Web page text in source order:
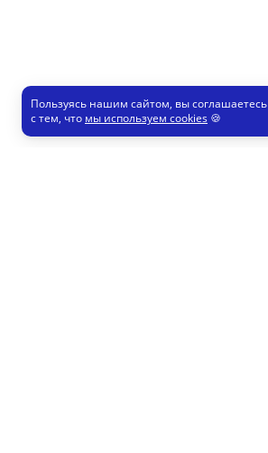
Пользуясь нашим сайтом, вы соглашаетесь
с тем, что мы используем cookies 🍪